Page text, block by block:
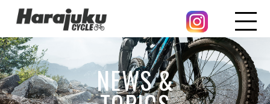
NEWS &